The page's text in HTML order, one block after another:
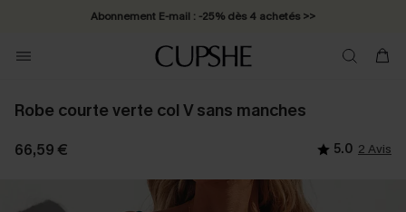
Abonnement E-mail : -25% dès 4 achetés >>
Robe courte verte col V sans manches
66,59 € 5.0 2 Avis